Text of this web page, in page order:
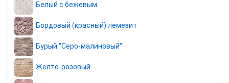
Белый с бежевым
Бордовый (красный) лемезит
Бурый "Серо-малиновый"
Желто-розовый